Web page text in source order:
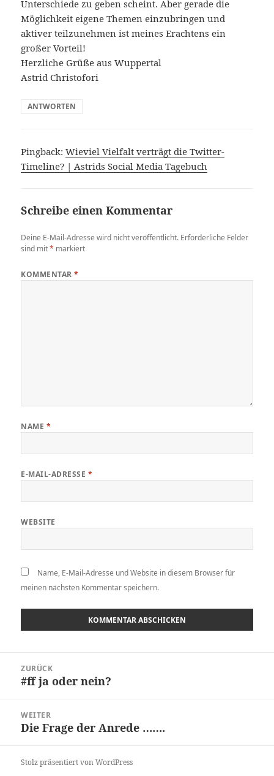
Unterschiede zu geben scheint. Aber gerade die
Möglichkeit eigene Themen einzubringen und
aktiver teilzunehmen ist meines Erachtens ein
großer Vorteil!
Herzliche Grüße aus Wuppertal
Astrid Christofori
ANTWORTEN
Pingback:Wieviel Vielfalt verträgt die Twitter-
Timeline? | Astrids Social Media Tagebuch
Schreibe einen Kommentar
Deine E-Mail-Adresse wird nicht veröffentlicht. Erforderliche Felder
sind mit* markiert
KOMMENTAR*
NAME *
E-MAIL-ADRESSE *
WEBSITE
Name, E-Mail-Adresse und Website in diesem Browser für
meinen nächsten Kommentar speichern.
ZURÜCK
Vorheriger
#ff ja oder nein?
WEITER
Nächster
Die Frage der Anrede …….
Stolz präsentiert von WordPress